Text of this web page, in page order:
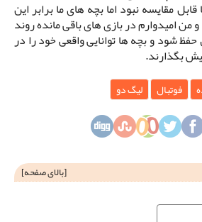
قابل مقایسه نبود اما بچه های ما برابر این
من امیدوارم در بازی های باقی مانده روند
شود و بچه ها توانایی واقعی خود را در
بگذارند.
فوتبال لیگ دو
[بالای صفحه]